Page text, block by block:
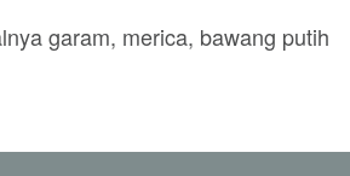
garam, merica, bawang putih